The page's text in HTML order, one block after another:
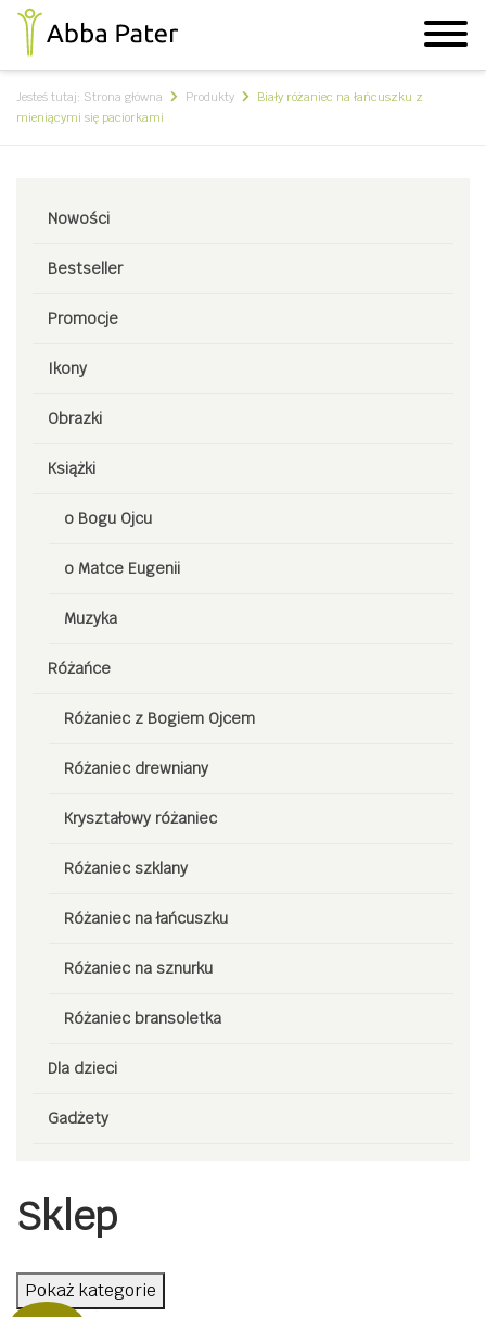
Jesteś tutaj: Strona główna Produkty
Biały różaniec na łańcuszku z
mieniącymi się paciorkami
Nowości
Bestseller
Promocje
Ikony
Obrazki
Książki
o Bogu Ojcu
o Matce Eugenii
Muzyka
Różańce
Różaniec z Bogiem Ojcem
Różaniec drewniany
Kryształowy różaniec
Różaniec szklany
Różaniec na łańcuszku
Różaniec na sznurku
Różaniec bransoletka
Dla dzieci
Gadżety
Sklep
Pokaż kategorie